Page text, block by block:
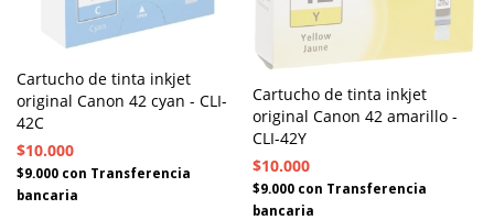
Cartucho de tinta inkjet
original Canon 42 cyan - CLI-
42C
$10.000
$9.000 con Transferencia
bancaria
Cartucho de tinta inkjet
original Canon 42 amarillo -
CLI-42Y
$10.000
$9.000 con Transferencia
bancaria